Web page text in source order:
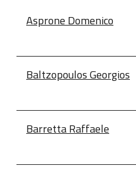
Asprone Domenico
Baltzopoulos Georgios
Barretta Raffaele